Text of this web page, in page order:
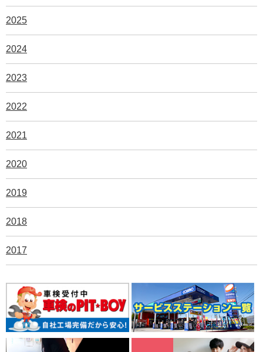
2025
2024
2023
2022
2021
2020
2019
2018
2017